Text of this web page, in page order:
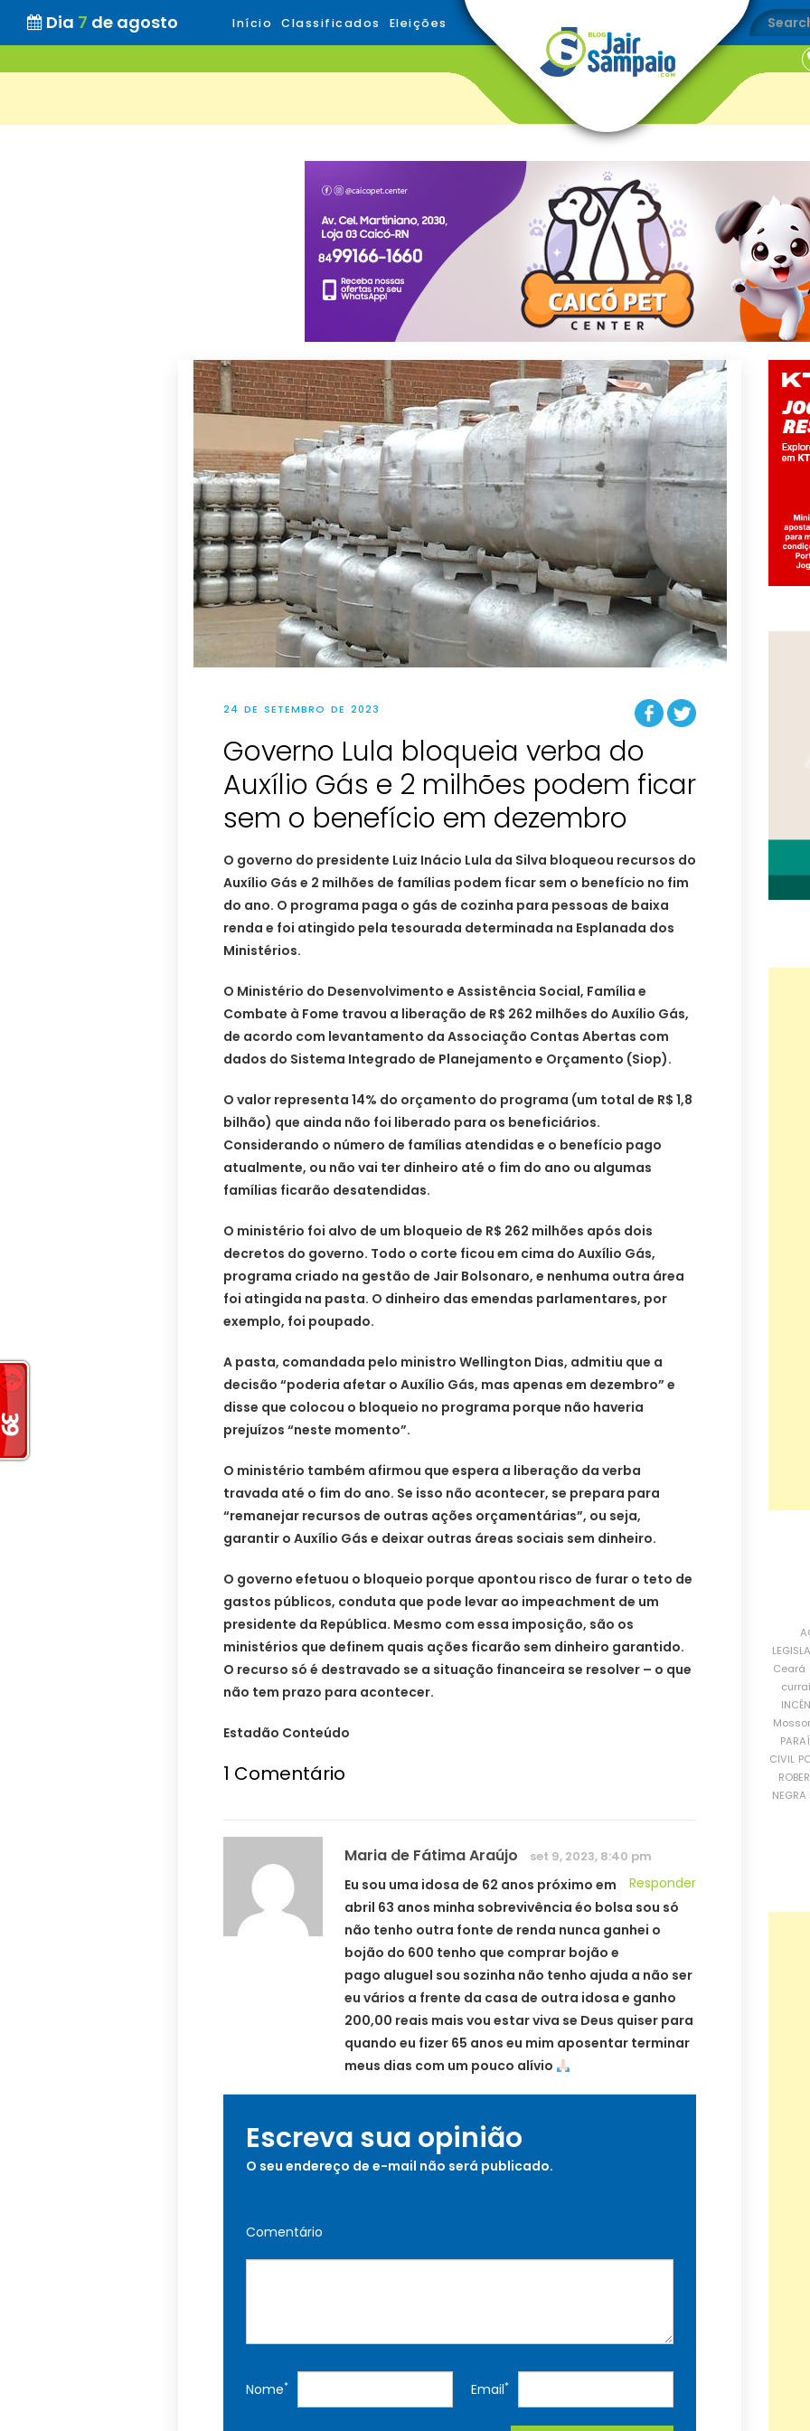
Dia 7 de agosto Início Classificados Eleições
24 DE SETEMBRO DE 2023
Governo Lula bloqueia verba do
Auxílio Gás e 2 milhões podem ficar
sem o benefício em dezembro
O governo do presidente Luiz Inácio Lula da Silva bloqueou recursos do
Auxílio Gás e 2 milhões de famílias podem ficar sem o benefício no fim
do ano. O programa paga o gás de cozinha para pessoas de baixa
renda e foi atingido pela tesourada determinada na Esplanada dos
Ministérios.
O Ministério do Desenvolvimento e Assistência Social, Família e
Combate à Fome travou a liberação de R$ 262 milhões do Auxílio Gás,
de acordo com levantamento da Associação Contas Abertas com
dados do Sistema Integrado de Planejamento e Orçamento (Siop).
O valor representa 14% do orçamento do programa (um total de R$ 1,8
bilhão) que ainda não foi liberado para os beneficiários.
Considerando o número de famílias atendidas e o benefício pago
atualmente, ou não vai ter dinheiro até o fim do ano ou algumas
famílias ficarão desatendidas.
O ministério foi alvo de um bloqueio de R$ 262 milhões após dois
decretos do governo. Todo o corte ficou em cima do Auxílio Gás,
programa criado na gestão de Jair Bolsonaro, e nenhuma outra área
foi atingida na pasta. O dinheiro das emendas parlamentares, por
exemplo, foi poupado.
A pasta, comandada pelo ministro Wellington Dias, admitiu que a
decisão “poderia afetar o Auxílio Gás, mas apenas em dezembro” e
disse que colocou o bloqueio no programa porque não haveria
prejuízos “neste momento”.
O ministério também afirmou que espera a liberação da verba
travada até o fim do ano. Se isso não acontecer, se prepara para
“remanejar recursos de outras ações orçamentárias”, ou seja,
garantir o Auxílio Gás e deixar outras áreas sociais sem dinheiro.
O governo efetuou o bloqueio porque apontou risco de furar o teto de
gastos públicos, conduta que pode levar ao impeachment de um
presidente da República. Mesmo com essa imposição, são os
ministérios que definem quais ações ficarão sem dinheiro garantido.
O recurso só é destravado se a situação financeira se resolver – o que
não tem prazo para acontecer.
Estadão Conteúdo
1 Comentário
Maria de Fátima Araújo set 9, 2023, 8:40 pm
Responder
Eu sou uma idosa de 62 anos próximo em
abril 63 anos minha sobrevivência éo bolsa sou só
não tenho outra fonte de renda nunca ganhei o
bojão do 600 tenho que comprar bojão e
pago aluguel sou sozinha não tenho ajuda a não ser
eu vários a frente da casa de outra idosa e ganho
200,00 reais mais vou estar viva se Deus quiser para
quando eu fizer 65 anos eu mim aposentar terminar
meus dias com um pouco alívio
Escreva sua opinião
O seu endereço de e-mail não será publicado.
Comentário
Nome* Email*
Ceará
CIVIL
NEGRA